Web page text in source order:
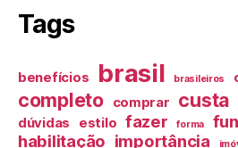
Tags
benefícios brasil brasileiros
completo comprar custa
dúvidas estilo fazer forma
habilitação importância